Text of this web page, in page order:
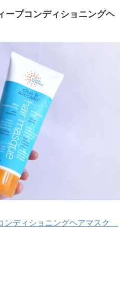
ープコンディショニングヘ
ンディショニングヘアマスク